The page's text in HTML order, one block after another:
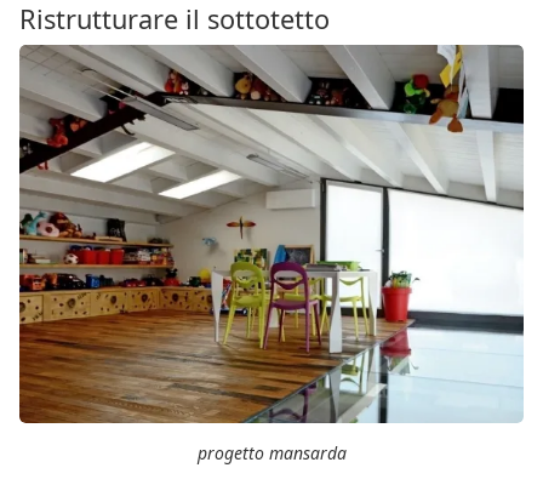
Ristrutturare il sottotetto
progetto mansarda